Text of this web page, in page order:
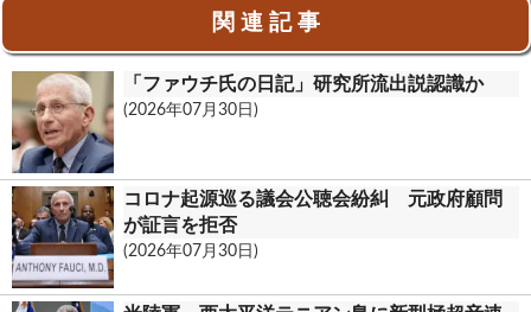
o
o
k
ail lo
o
k.
o
m
t
関 連 記 事
「ファウチ氏の日記」研究所流出説認識か
(2026年07月30日)
コロナ起源巡る議会公聴会紛糾 元政府顧問
が証言を拒否
(2026年07月30日)